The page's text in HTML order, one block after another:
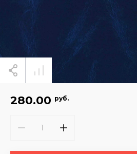
280.00 руб.